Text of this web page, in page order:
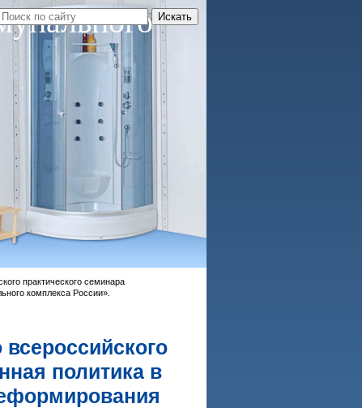
практического семинара
комплекса России».
политика в